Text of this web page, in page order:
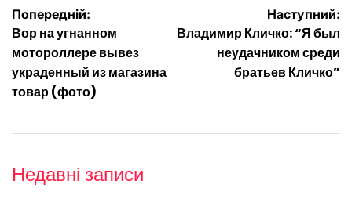
Навігація
записів
Попередній:
Вор на угнанном
мотороллере вывез
украденный из магазина
товар (фото)
Наступний:
Владимир Кличко: “Я был
неудачником среди
братьев Кличко”
Недавні записи